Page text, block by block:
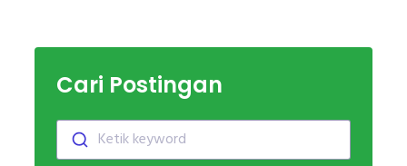
Cari Postingan
Ketik keyword